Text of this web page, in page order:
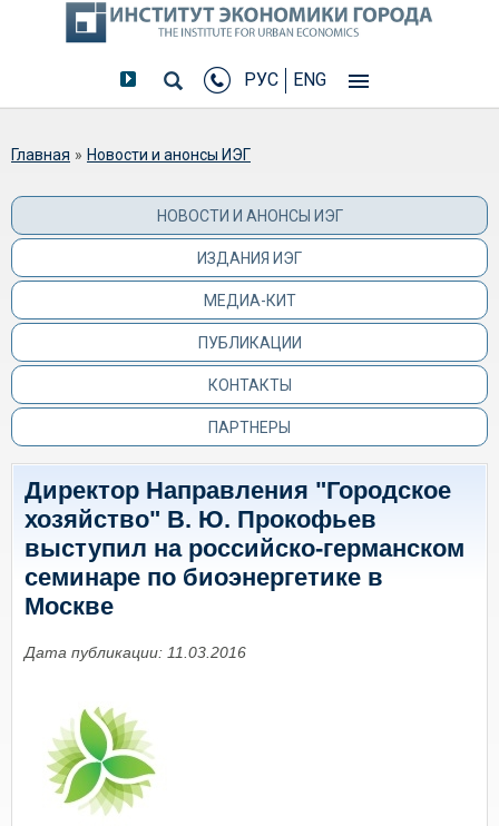
РУС ENG
Вы здесь
Главная » Новости и анонсы ИЭГ
НОВОСТИ И АНОНСЫ ИЭГ
ИЗДАНИЯ ИЭГ
МЕДИА-КИТ
ПУБЛИКАЦИИ
КОНТАКТЫ
ПАРТНЕРЫ
Директор Направления "Городское
хозяйство" В. Ю. Прокофьев
выступил на российско-германском
семинаре по биоэнергетике в
Москве
Дата публикации: 11.03.2016